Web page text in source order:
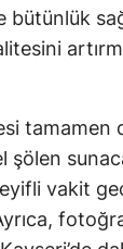
bütünlük
şölen
vakit